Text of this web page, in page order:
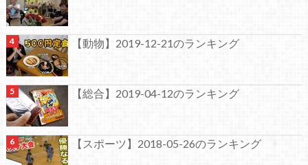
【動物】2019-12-21のランキング
【総合】2019-04-12のランキング
【スポーツ】2018-05-26のランキング